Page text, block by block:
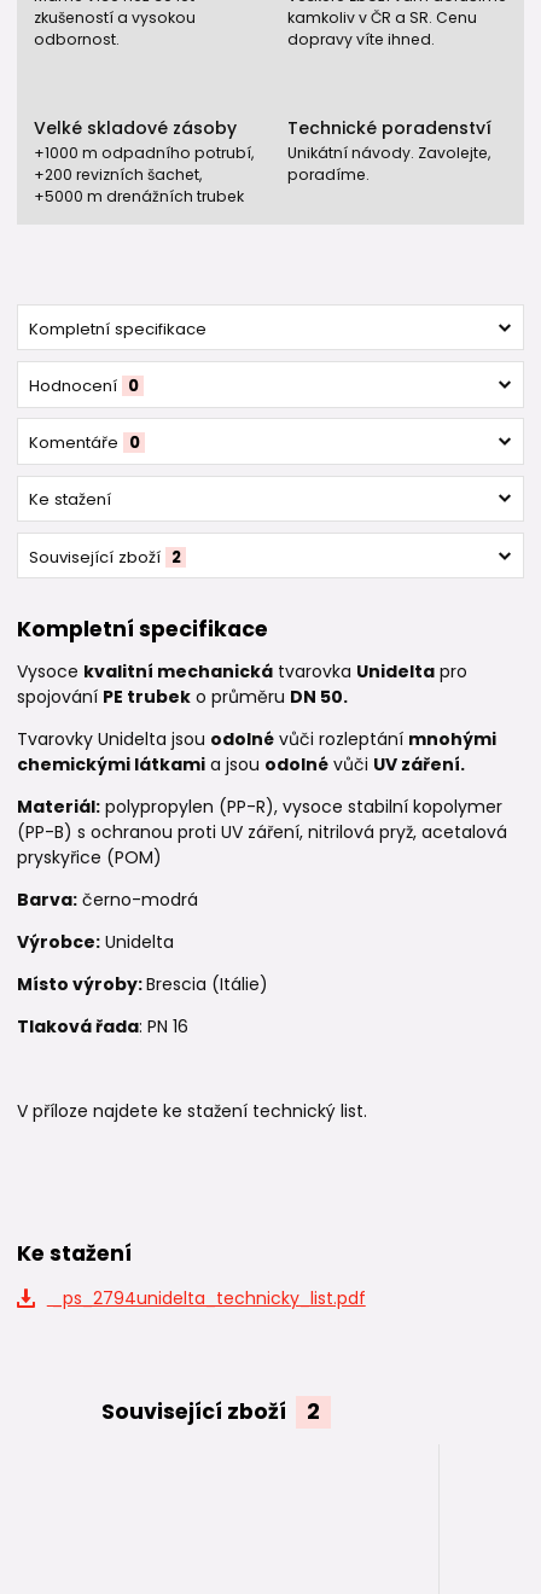
zkušeností a vysokou
odbornost.
kamkoliv v ČR a SR. Cenu
dopravy víte ihned.
Velké skladové zásoby
+1000 m odpadního potrubí,
+200 revizních šachet,
+5000 m drenážních trubek
Technické poradenství
Unikátní návody. Zavolejte,
poradíme.
Kompletní specifikace
Hodnocení 0
Komentáře 0
Ke stažení
Související zboží 2
Kompletní specifikace
Vysoce kvalitní mechanická tvarovka Unidelta pro
spojování PE trubek o průměru DN 50.
Tvarovky Unidelta jsou odolné vůči rozleptání mnohými
chemickými látkami a jsou odolné vůči UV záření.
Materiál: polypropylen (PP-R), vysoce stabilní kopolymer
(PP-B) s ochranou proti UV záření, nitrilová pryž, acetalová
pryskyřice (POM)
Barva: černo-modrá
Výrobce: Unidelta
Místo výroby:Brescia (Itálie)
Tlaková řada: PN 16
V příloze najdete ke stažení technický list.
Ke stažení
_ps_2794unidelta_technicky_list.pdf
Související zboží 2